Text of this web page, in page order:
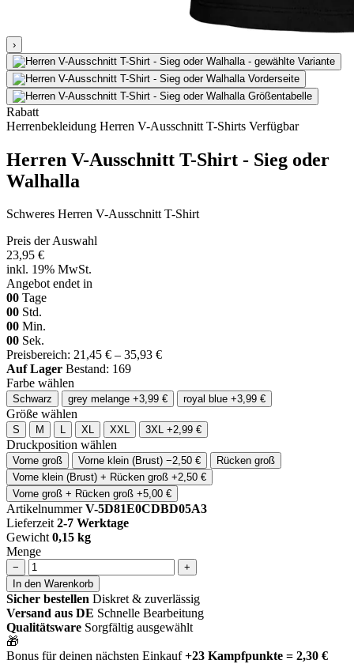
›
Rabatt
Herrenbekleidung Herren V-Ausschnitt T-Shirts Verfügbar
Herren V-Ausschnitt T-Shirt - Sieg oder
Walhalla
Schweres Herren V-Ausschnitt T-Shirt
Preis der Auswahl
23,95 €
inkl. 19% MwSt.
Angebot endet in
00 Tage
00 Std.
00 Min.
00 Sek.
Preisbereich: 21,45 € – 35,93 €
Auf Lager Bestand: 169
Farbe wählen
Schwarz grey melange +3,99 € royal blue +3,99 €
Größe wählen
S M L XL XXL 3XL +2,99 €
Druckposition wählen
Vorne groß Vorne klein (Brust) −2,50 €
Rücken groß
Vorne klein (Brust) + Rücken groß +2,50 €
Vorne groß + Rücken groß +5,00 €
Artikelnummer V-5D81E0CDBD05A3
Lieferzeit 2-7 Werktage
Gewicht 0,15 kg
Menge
−
+
In den Warenkorb
Sicher bestellen Diskret & zuverlässig
Versand aus DE Schnelle Bearbeitung
Qualitätsware Sorgfältig ausgewählt
🎁
Bonus für deinen nächsten Einkauf +23 Kampfpunkte = 2,30 €